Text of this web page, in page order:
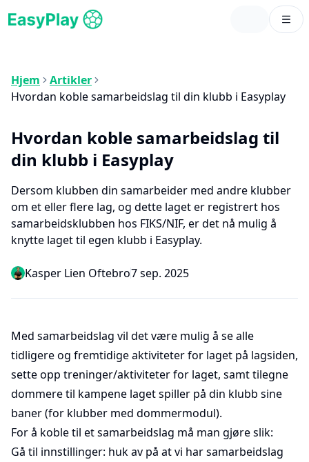
Hjem
Artikler
Hvordan koble samarbeidslag til din klubb i Easyplay
Hvordan koble samarbeidslag til
din klubb i Easyplay
Dersom klubben din samarbeider med andre klubber
om et eller flere lag, og dette laget er registrert hos
samarbeidsklubben hos FIKS/NIF, er det nå mulig å
knytte laget til egen klubb i Easyplay.
Kasper Lien Oftebro7 sep. 2025
Med samarbeidslag vil det være mulig å se alle
tidligere og fremtidige aktiviteter for laget på lagsiden,
sette opp treninger/aktiviteter for laget, samt tilegne
dommere til kampene laget spiller på din klubb sine
baner (for klubber med dommermodul).
For å koble til et samarbeidslag må man gjøre slik:
Gå til innstillinger: huk av på at vi har samarbeidslag